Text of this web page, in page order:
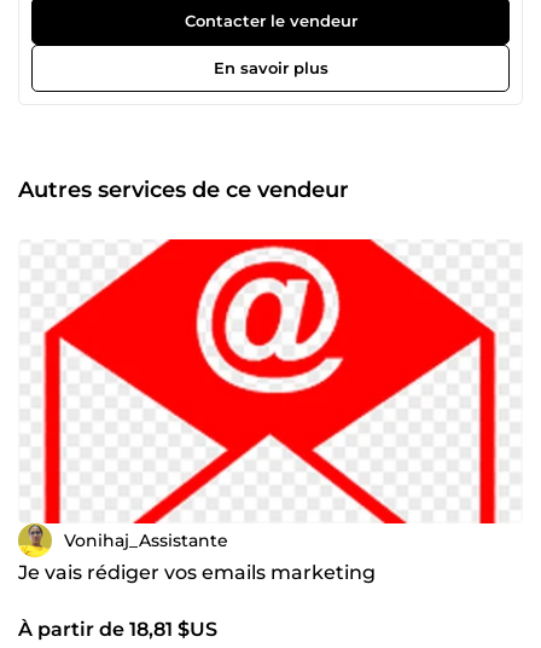
Téléprospection : Je prends contact avec vos prospects,
présente vos services ou produits, gère les relances et
alimente vos bases de données avec précision. 📦 Suivi
colis / SAV : J’assure la relation client post-achat, réponds
efficacité : tri, réponses, suivi, priorisation des demandes…
Je veille à maintenir une communication claire et rapide
un accompagnement structuré, fiable et orienté
satisfaction client. 🎯 Vous cherchez une téléprospectrice
polyvalente, à l’aise aussi bien au téléphone que dans le
suivi client ? Je suis prête à collaborer avec vous avec
sérieux et réactivité.
Contacter le vendeur
En savoir plus
Autres services de ce vendeur
Vonihaj_Assistante
Je vais rédiger vos emails marketing
À partir de 18,81 $US